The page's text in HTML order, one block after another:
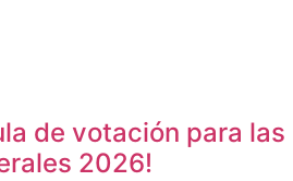
de votación para las
2026!